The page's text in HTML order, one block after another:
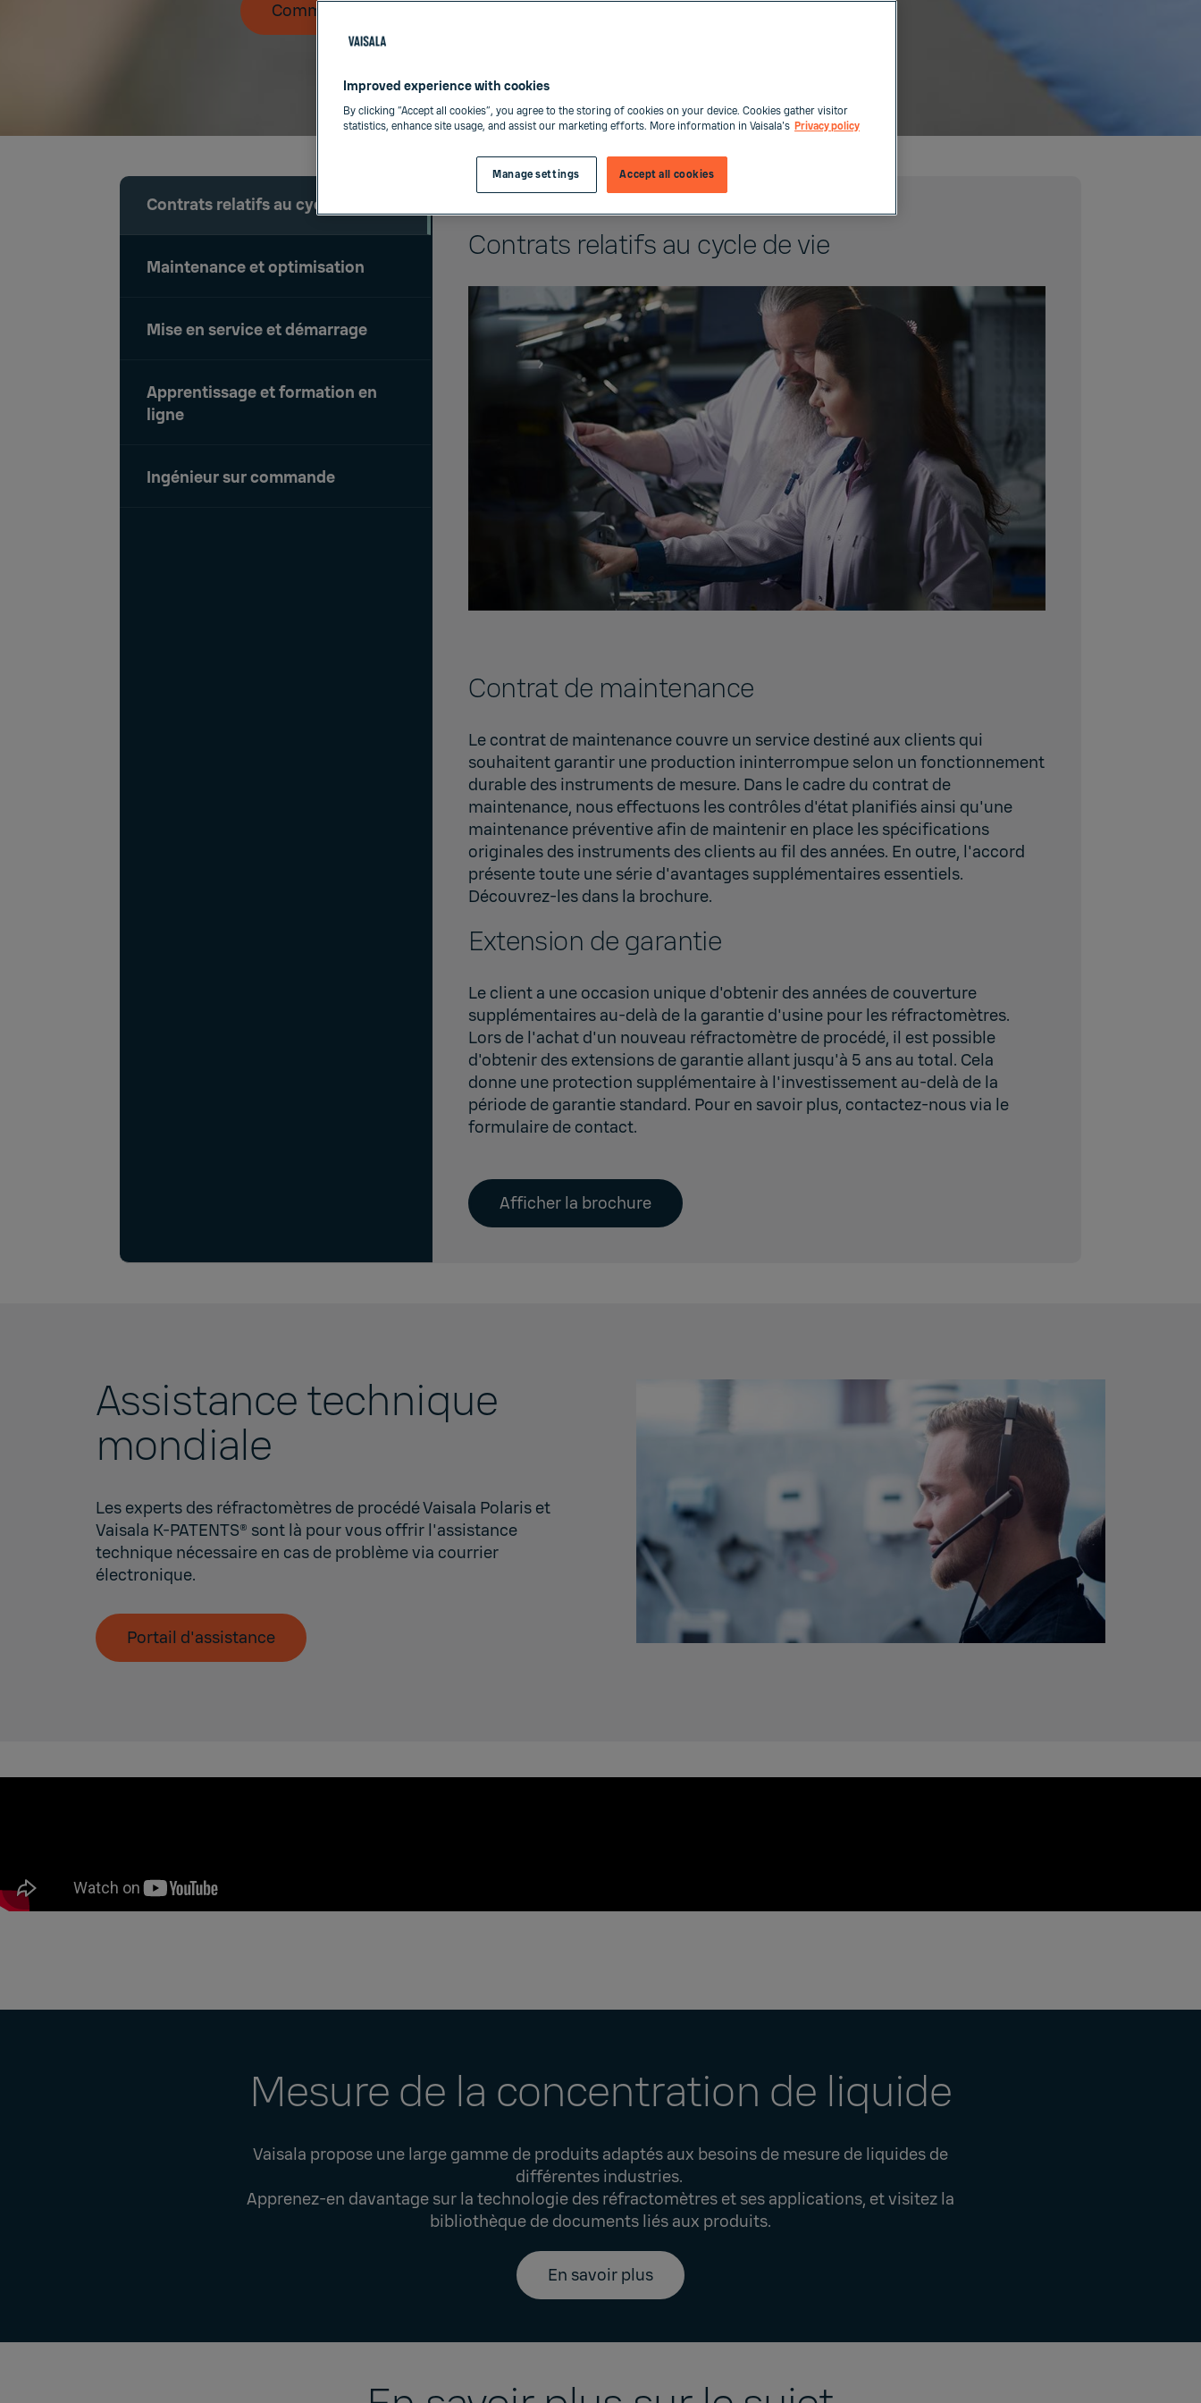
Commande en ligne en fonction du modèle de produit
Contrats relatifs au cycle de vie
Maintenance et optimisation
Mise en service et démarrage
Apprentissage et formation en
ligne
Ingénieur sur commande
Contrats relatifs au cycle de vie
Contrat de maintenance
Le contrat de maintenance couvre un service destiné aux clients qui
souhaitent garantir une production ininterrompue selon un fonctionnement
durable des instruments de mesure. Dans le cadre du contrat de
maintenance, nous effectuons les contrôles d'état planifiés ainsi qu'une
maintenance préventive afin de maintenir en place les spécifications
originales des instruments des clients au fil des années. En outre, l'accord
présente toute une série d'avantages supplémentaires essentiels.
Découvrez-les dans la brochure.
Extension de garantie
Le client a une occasion unique d'obtenir des années de couverture
supplémentaires au-delà de la garantie d'usine pour les réfractomètres.
Lors de l'achat d'un nouveau réfractomètre de procédé, il est possible
d'obtenir des extensions de garantie allant jusqu'à 5 ans au total. Cela
donne une protection supplémentaire à l'investissement au-delà de la
période de garantie standard. Pour en savoir plus, contactez-nous via le
formulaire de contact.
Afficher la brochure
Assistance technique
mondiale
Les experts des réfractomètres de procédé Vaisala Polaris et
Vaisala K-PATENTS® sont là pour vous offrir l'assistance
technique nécessaire en cas de problèmevia courrier
électronique.
Portail d'assistance
Mesure de la concentration de liquide
Vaisala propose une large gamme de produits adaptés aux besoins de mesure de liquides de
différentes industries.
Apprenez-en davantage sur la technologie des réfractomètres et ses applications, et visitez la
bibliothèque de documents liés aux produits.
En savoir plus
Improved experience with cookies
By clicking “Accept all cookies”, you agree to the storing of cookies on your device. Cookies gather visitor
statistics, enhance site usage, and assist our marketing efforts. More information in Vaisala's Privacy policy
Accept all cookies
Manage settings